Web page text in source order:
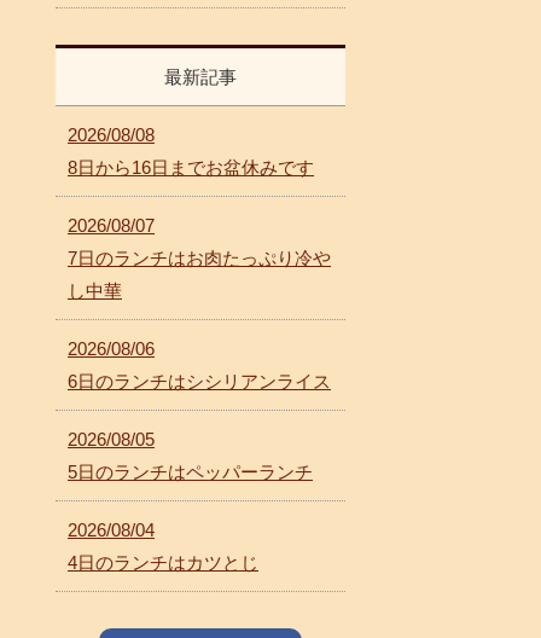
最新記事
2026/08/08
8日から16日までお盆休みです
2026/08/07
7日のランチはお肉たっぷり冷や
し中華
2026/08/06
6日のランチはシシリアンライス
2026/08/05
5日のランチはペッパーランチ
2026/08/04
4日のランチはカツとじ